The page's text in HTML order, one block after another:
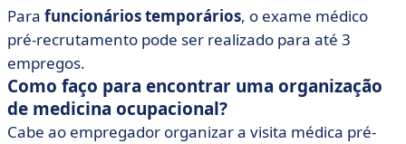
Para funcionários temporários, o exame médico
pré-recrutamento pode ser realizado para até 3
empregos.
Como faço para encontrar uma organização
de medicina ocupacional?
Cabe ao empregador organizar a visita médica pré-